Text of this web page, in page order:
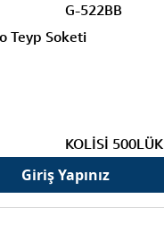
G-522BB
Teyp Soketi
KOLİSİ 500LÜK
Giriş Yapınız